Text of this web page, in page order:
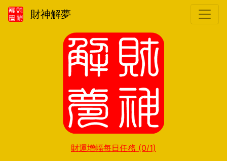
財神解夢
財運增幅每日任務 (0/1)